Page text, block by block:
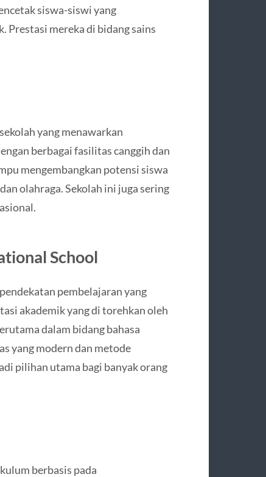
siswa-siswi yang
Prestasi mereka di bidang sains
yang menawarkan
berbagai fasilitas canggih dan
mengembangkan potensi siswa
olahraga. Sekolah ini juga sering
School
pembelajaran yang
akademik yang di torehkan oleh
dalam bidang bahasa
yang modern dan metode
pilihan utama bagi banyak orang
berbasis pada